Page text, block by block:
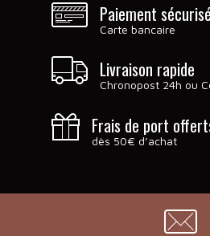
Paiement sécurisé
Carte bancaire
Livraison rapide
Chronopost 24h ou
Frais de port
dès 50€ d’achat